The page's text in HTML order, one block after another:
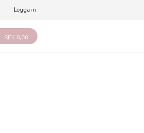
Logga in
SEK 0,00